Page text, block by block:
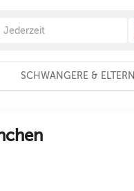
SCHWANGERE & ELTERN